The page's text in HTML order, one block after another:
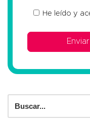
He leído y